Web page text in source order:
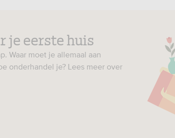
je eerste huis
Waar moet je allemaal aan
onderhandel je? Lees meer over